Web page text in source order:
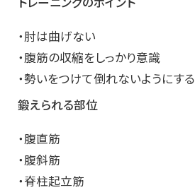
・肘は曲げない
・腹筋の収縮をしっかり意識
・勢いをつけて倒れないようにする
鍛えられる部位
・腹直筋
・腹斜筋
・脊柱起立筋